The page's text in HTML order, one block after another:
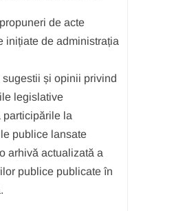
de acte
inițiate de administrația
sugestii și opinii privind
legislative
participările la
publice lansate
arhivă actualizată a
publice publicate în